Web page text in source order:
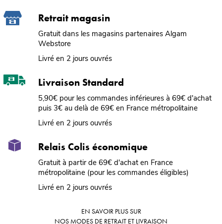
Retrait magasin
Gratuit dans les magasins partenaires Algam
Webstore
Livré en 2 jours ouvrés
Livraison Standard
5,90€ pour les commandes inférieures à 69€ d'achat
puis 3€ au delà de 69€ en France métropolitaine
Livré en 2 jours ouvrés
Relais Colis économique
Gratuit à partir de 69€ d'achat en France
métropolitaine (pour les commandes éligibles)
Livré en 2 jours ouvrés
EN SAVOIR PLUS SUR
NOS MODES DE RETRAIT ET LIVRAISON